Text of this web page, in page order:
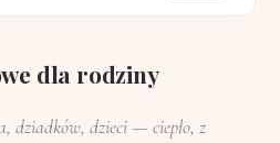
dla rodziny
dziadków, dzieci — ciepło, z